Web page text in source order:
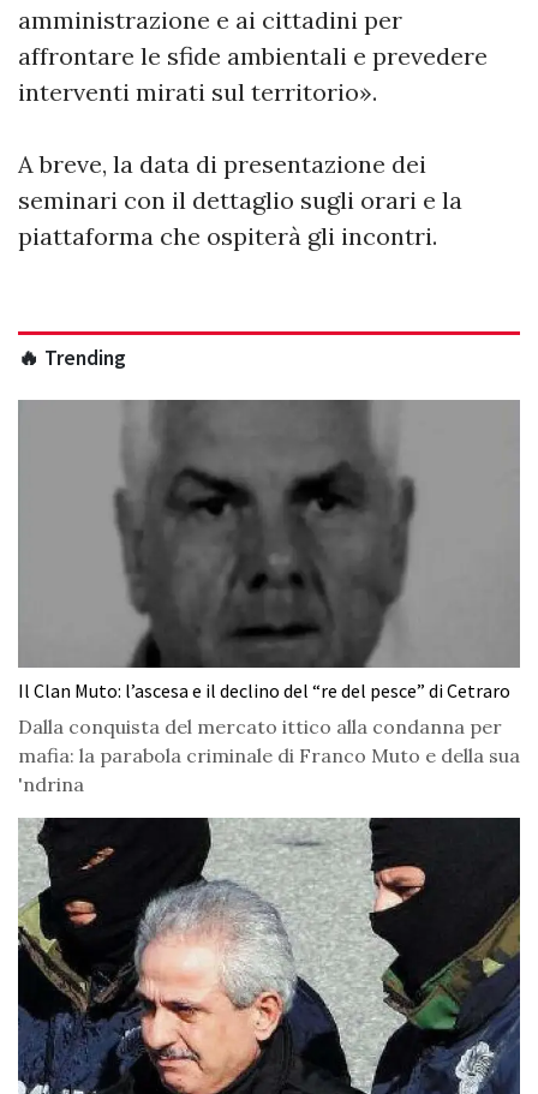
amministrazione e ai cittadini per
affrontare le sfide ambientali e prevedere
interventi mirati sul territorio».
A breve, la data di presentazione dei
seminari con il dettaglio sugli orari e la
piattaforma che ospiterà gli incontri.
🔥 Trending
Il Clan Muto: l’ascesa e il declino del “re del pesce” di Cetraro
Dalla conquista del mercato ittico alla condanna per
mafia: la parabola criminale di Franco Muto e della sua
'ndrina